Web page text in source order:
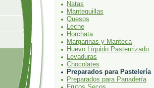
Natas
Mantequillas
Quesos
Leche
Horchata
Margarinas y Manteca
Huevo Líquido Pasteurizado
Levaduras
Chocolates
Preparados para Pastelería
Preparados para Panadería